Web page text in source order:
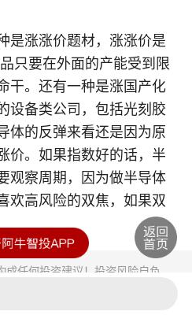
是涨涨价题材，涨涨价是
只要在外面的产能受到限
干。还有一种是涨国产化
设备类公司，包括光刻胶
体的反弹来看还是因为原
价。如果指数好的话，半
观察周期，因为做半导体
欢高风险的双焦，如果双
任何投资建议！投资风险自负。